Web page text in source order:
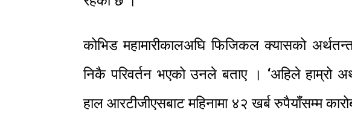
कोभिड महामारीकालअघि फिजिकल क्यासको
निकै परिवर्तन भएको उनले बताए । ‘अहिले हाम्रो
हाल आरटीजीएसबाट महिनामा ४२ खर्ब रुपैयाँसम्म